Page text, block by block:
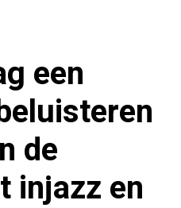
een
de
injazz en